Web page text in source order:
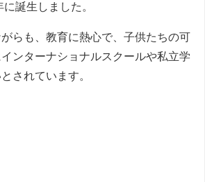
誕生しました。
らも、教育に熱心で、子供たちの可
ンターナショナルスクールや私立学
されています。